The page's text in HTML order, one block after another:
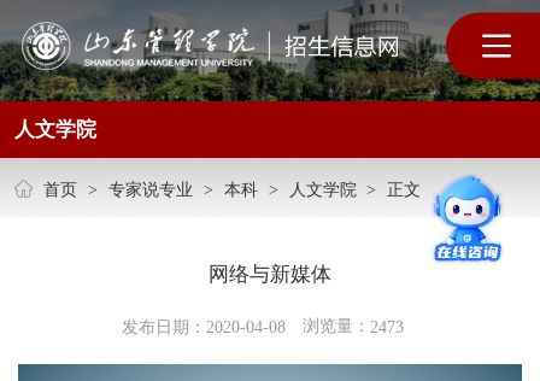
人文学院
首页 > 专家说专业 > 本科 > 人文学院 > 正文
网络与新媒体
发布日期：2020-04-08 浏览量： 2473